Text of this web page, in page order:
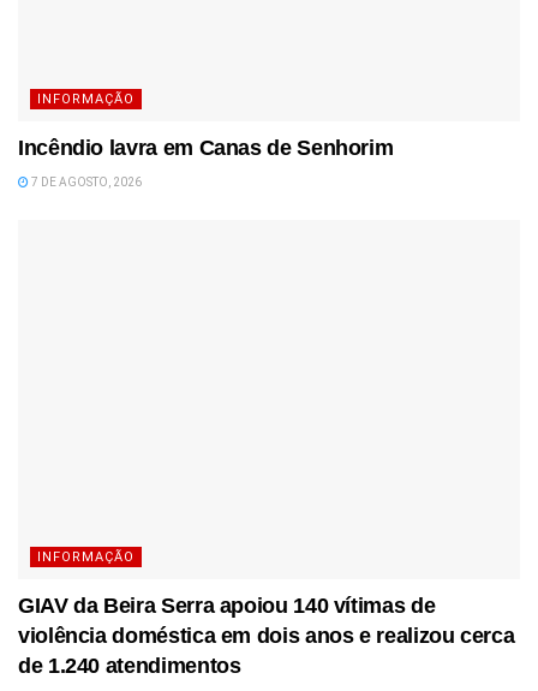
INFORMAÇÃO
Incêndio lavra em Canas de Senhorim
7 DE AGOSTO, 2026
INFORMAÇÃO
GIAV da Beira Serra apoiou 140 vítimas de
violência doméstica em dois anos e realizou cerca
de 1.240 atendimentos